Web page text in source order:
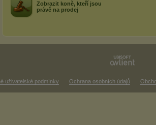
Zobrazit koně, kteří jsou
právě na prodej
uživatelské podmínky Ochrana osobních údajů